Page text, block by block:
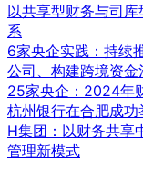
以共享型财务与司
系
6家央企实践：持续
公司、构建跨境资金
25家央企：2024年
杭州银行在合肥成
H集团：以财务共享
管理新模式